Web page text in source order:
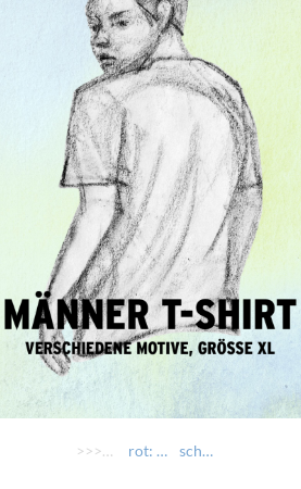
>>>> AUSWÄHLEN >>>> rot: Oamoi mit Profis... schwarz: Scheiß da nix dann fait da nix